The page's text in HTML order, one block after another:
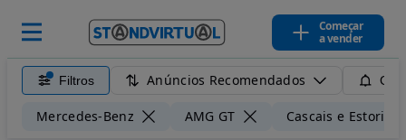
Começar
a vender
Filtros Anúncios Recomendados
Mercedes-Benz AMG GT Cascais e Estoril